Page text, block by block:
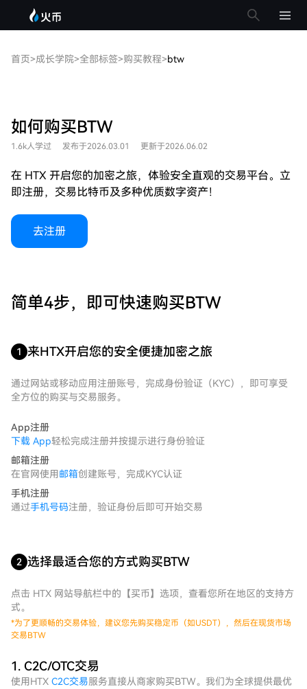
首页>成长学院>全部标签>购买教程>btw
如何购买BTW
1.6k人学过 发布于2026.03.01 更新于2026.06.02
在 HTX 开启您的加密之旅，体验安全直观的交易平台。立
即注册，交易比特币及多种优质数字资产！
去注册
简单4步，即可快速购买BTW
1 来HTX开启您的安全便捷加密之旅
通过网站或移动应用注册账号，完成身份验证（KYC），即可享受
全方位的购买与交易服务。
App注册
下载 App轻松完成注册并按提示进行身份验证
邮箱注册
在官网使用 邮箱创建账号，完成KYC认证
手机注册
通过手机号码注册，验证身份后即可开始交易
2 选择最适合您的方式购买BTW
点击 HTX 网站导航栏中的【买币】选项，查看您所在地区的支持方
式。
*为了更顺畅的交易体验，建议您先购买稳定币（如USDT），然后在现货市场
交易BTW
1. C2C/OTC交易
使用HTX C2C交易服务直接从商家购买BTW。我们为全球提供最优